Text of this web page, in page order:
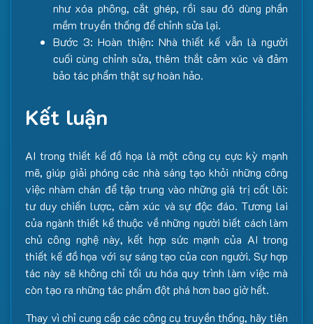
như xóa phông, cắt ghép, rồi sau đó dùng phần
mềm truyền thống để chỉnh sửa lại.
Bước 3: Hoàn thiện: Nhà thiết kế vẫn là người
cuối cùng chỉnh sửa, thêm thắt cảm xúc và đảm
bảo tác phẩm thật sự hoàn hảo.
Kết luận
AI trong thiết kế đồ họa là một công cụ cực kỳ mạnh
mẽ, giúp giải phóng các nhà sáng tạo khỏi những công
việc nhàm chán để tập trung vào những giá trị cốt lõi:
tư duy chiến lược, cảm xúc và sự độc đáo. Tương lai
của ngành thiết kế thuộc về những người biết cách làm
chủ công nghệ này, kết hợp sức mạnh của AI trong
thiết kế đồ họa với sự sáng tạo của con người. Sự hợp
tác này sẽ không chỉ tối ưu hóa quy trình làm việc mà
còn tạo ra những tác phẩm đột phá hơn bao giờ hết.
Thay vì chỉ cung cấp các công cụ truyền thống, hãy tiên